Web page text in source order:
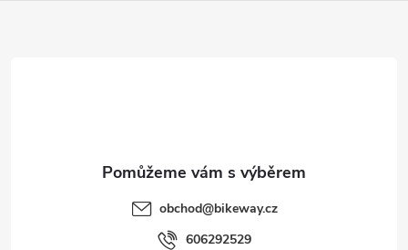
obchod@bikeway.cz
606292529